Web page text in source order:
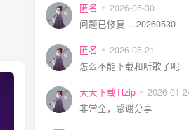
匿名
2026-05-30
问题已修复....20260530
匿名
2026-05-21
怎么不能下载和听歌了呢
天天下载Ttzip
2026-01-
非常全，感谢分享